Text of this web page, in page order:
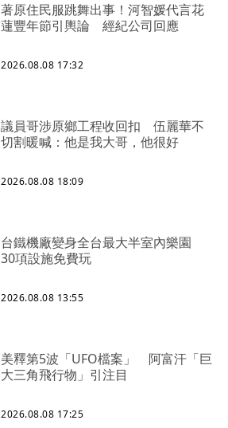
著原住民服跳舞出事！河智媛代言花
蓮豐年節引輿論 經紀公司回應
2026.08.08 17:32
議員哥涉原鄉工程收回扣 伍麗華不
切割暖喊：他是我大哥，他很好
2026.08.08 18:09
台鐵機廠變身全台最大半室內樂園
30項設施免費玩
2026.08.08 13:55
美釋第5波「UFO檔案」 阿富汗「巨
大三角飛行物」引注目
2026.08.08 17:25